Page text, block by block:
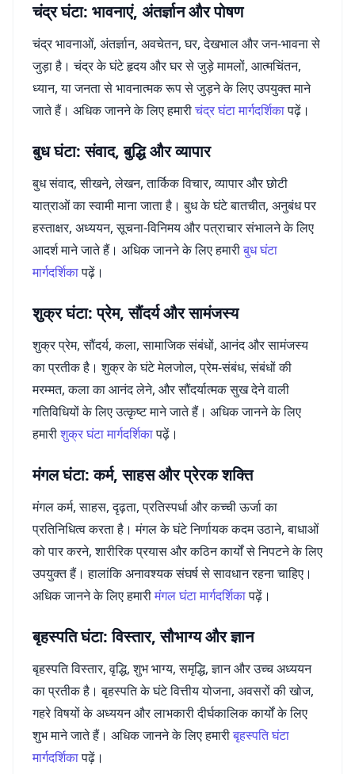
चंद्र घंटा: भावनाएं, अंतर्ज्ञान और पोषण
चंद्र भावनाओं, अंतर्ज्ञान, अवचेतन, घर, देखभाल और जन-भावना से
जुड़ा है। चंद्र के घंटे हृदय और घर से जुड़े मामलों, आत्मचिंतन,
ध्यान, या जनता से भावनात्मक रूप से जुड़ने के लिए उपयुक्त माने
जाते हैं। अधिक जानने के लिए हमारीचंद्र घंटा मार्गदर्शिकापढ़ें।
बुध घंटा: संवाद, बुद्धि और व्यापार
बुध संवाद, सीखने, लेखन, तार्किक विचार, व्यापार और छोटी
यात्राओं का स्वामी माना जाता है। बुध के घंटे बातचीत, अनुबंध पर
हस्ताक्षर, अध्ययन, सूचना-विनिमय और पत्राचार संभालने के लिए
आदर्श माने जाते हैं। अधिक जानने के लिए हमारीबुध घंटा
मार्गदर्शिकापढ़ें।
शुक्र घंटा: प्रेम, सौंदर्य और सामंजस्य
शुक्र प्रेम, सौंदर्य, कला, सामाजिक संबंधों, आनंद और सामंजस्य
का प्रतीक है। शुक्र के घंटे मेलजोल, प्रेम-संबंध, संबंधों की
मरम्मत, कला का आनंद लेने, और सौंदर्यात्मक सुख देने वाली
गतिविधियों के लिए उत्कृष्ट माने जाते हैं। अधिक जानने के लिए
हमारीशुक्र घंटा मार्गदर्शिकापढ़ें।
मंगल घंटा: कर्म, साहस और प्रेरक शक्ति
मंगल कर्म, साहस, दृढ़ता, प्रतिस्पर्धा और कच्ची ऊर्जा का
प्रतिनिधित्व करता है। मंगल के घंटे निर्णायक कदम उठाने, बाधाओं
को पार करने, शारीरिक प्रयास और कठिन कार्यों से निपटने के लिए
उपयुक्त हैं। हालांकि अनावश्यक संघर्ष से सावधान रहना चाहिए।
अधिक जानने के लिए हमारीमंगल घंटा मार्गदर्शिकापढ़ें।
बृहस्पति घंटा: विस्तार, सौभाग्य और ज्ञान
बृहस्पति विस्तार, वृद्धि, शुभ भाग्य, समृद्धि, ज्ञान और उच्च अध्ययन
का प्रतीक है। बृहस्पति के घंटे वित्तीय योजना, अवसरों की खोज,
गहरे विषयों के अध्ययन और लाभकारी दीर्घकालिक कार्यों के लिए
शुभ माने जाते हैं। अधिक जानने के लिए हमारीबृहस्पति घंटा
मार्गदर्शिकापढ़ें।